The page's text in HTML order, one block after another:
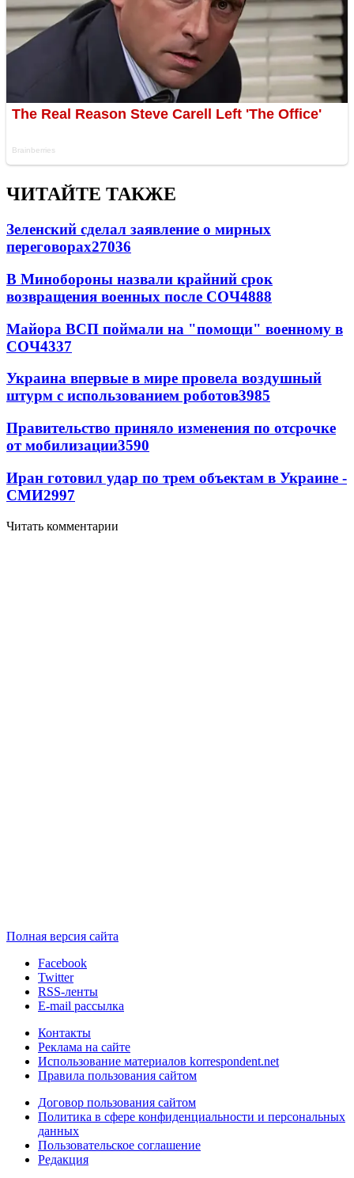
ЧИТАЙТЕ ТАКЖЕ
Зеленский сделал заявление о мирных
переговорах27036
В Минобороны назвали крайний срок
возвращения военных после СОЧ4888
Майора ВСП поймали на "помощи" военному в
СОЧ4337
Украина впервые в мире провела воздушный
штурм с использованием роботов3985
Правительство приняло изменения по отсрочке
от мобилизации3590
Иран готовил удар по трем объектам в Украине -
СМИ2997
Читать комментарии
Полная версия сайта
Facebook
Twitter
RSS-ленты
E-mail рассылка
Контакты
Реклама на сайте
Использование материалов korrespondent.net
Правила пользования сайтом
Договор пользования сайтом
Политика в сфере конфиденциальности и персональных
данных
Пользовательское соглашение
Редакция